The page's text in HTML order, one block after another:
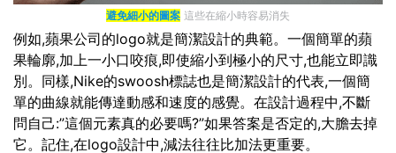
避免細小的圖案 這些在縮小時容易消失
例如,蘋果公司的logo就是簡潔設計的典範。一個簡單的蘋
果輪廓,加上一小口咬痕,即使縮小到極小的尺寸,也能立即識
別。同樣,Nike的swoosh標誌也是簡潔設計的代表,一個簡
單的曲線就能傳達動感和速度的感覺。在設計過程中,不斷
問自己:”這個元素真的必要嗎?”如果答案是否定的,大膽去掉
它。記住,在logo設計中,減法往往比加法更重要。